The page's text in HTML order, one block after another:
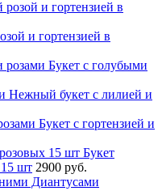
и гортензией в
Букет с голубыми
Нежный букет с лилией и
Букет с гортензией и
Букет
шт 2900 руб.